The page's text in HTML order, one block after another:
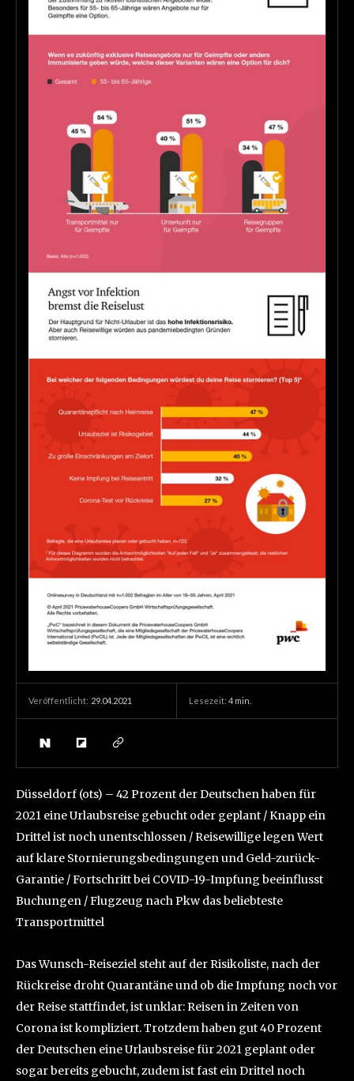
Veröffentlicht: 29.04.2021 Lesezeit: 4 min.
Düsseldorf (ots) – 42 Prozent der Deutschen haben für
2021 eine Urlaubsreise gebucht oder geplant / Knapp ein
Drittel ist noch unentschlossen / Reisewillige legen Wert
auf klare Stornierungsbedingungen und Geld-zurück-
Garantie / Fortschritt bei COVID-19-Impfung beeinflusst
Buchungen / Flugzeug nach Pkw das beliebteste
Transportmittel
Das Wunsch-Reiseziel steht auf der Risikoliste, nach der
Rückreise droht Quarantäne und ob die Impfung noch vor
der Reise stattfindet, ist unklar: Reisen in Zeiten von
Corona ist kompliziert. Trotzdem haben gut 40 Prozent
der Deutschen eine Urlaubsreise für 2021 geplant oder
sogar bereits gebucht, zudem ist fast ein Drittel noch